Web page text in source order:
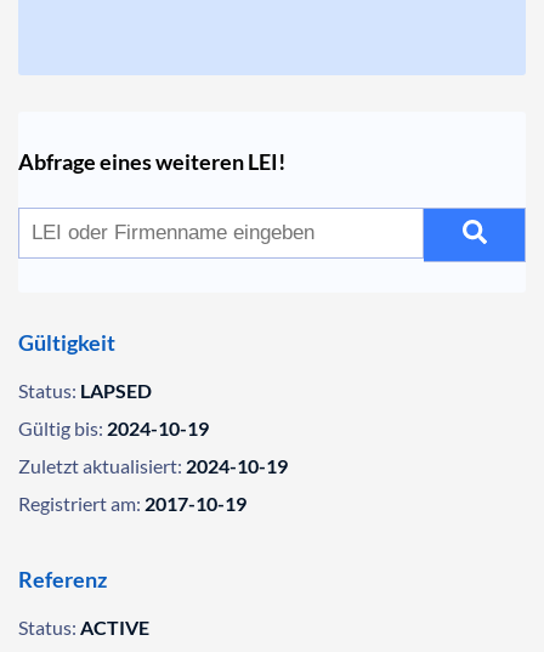
Abfrage eines weiteren LEI!
Gültigkeit
Status: LAPSED
Gültig bis: 2024-10-19
Zuletzt aktualisiert: 2024-10-19
Registriert am: 2017-10-19
Referenz
Status: ACTIVE